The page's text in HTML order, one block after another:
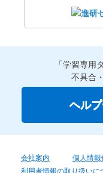
「学習専用
不具合
ヘル
会社案内
個人情報